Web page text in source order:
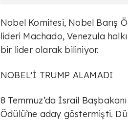
Nobel Komitesi, Nobel Barış
lideri Machado, Venezula
bir lider olarak biliniyor.
NOBEL'İ TRUMP ALAMADI
8 Temmuz’da İsrail
Ödülü’ne aday göstermişti.